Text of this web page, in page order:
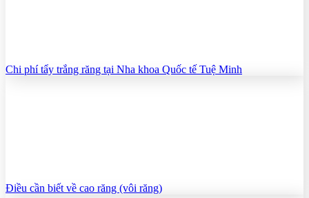
Chi phí tẩy trắng răng tại Nha khoa Quốc tế Tuệ Minh
Điều cần biết về cao răng (vôi răng)